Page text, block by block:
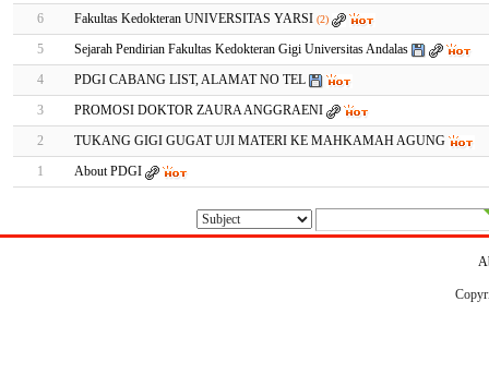
6
Fakultas Kedokteran UNIVERSITAS YARSI (2)
5
Sejarah Pendirian Fakultas Kedokteran Gigi Universitas Andalas
4
PDGI CABANG LIST, ALAMAT NO TEL
3
PROMOSI DOKTOR ZAURA ANGGRAENI
2
TUKANG GIGI GUGAT UJI MATERI KE MAHKAMAH AGUNG
1
About PDGI